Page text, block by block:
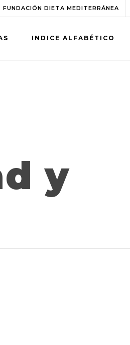
FUNDACIÓN DIETA MEDITERRÁNEA
INDICE ALFABÉTICO
y